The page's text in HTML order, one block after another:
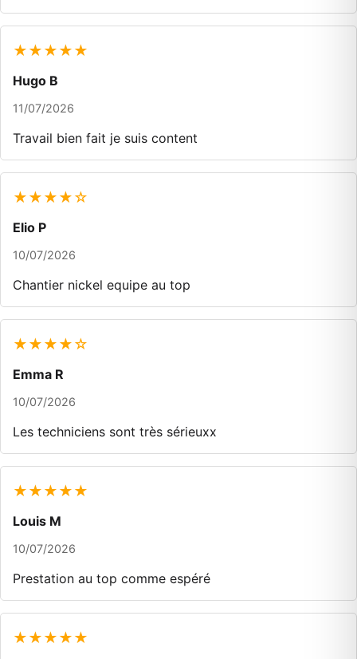
★★★★★
Hugo B
11/07/2026
Travail bien fait je suis content
★★★★☆
Elio P
10/07/2026
Chantier nickel equipe au top
★★★★☆
Emma R
10/07/2026
Les techniciens sont très sérieuxx
★★★★★
Louis M
10/07/2026
Prestation au top comme espéré
★★★★★